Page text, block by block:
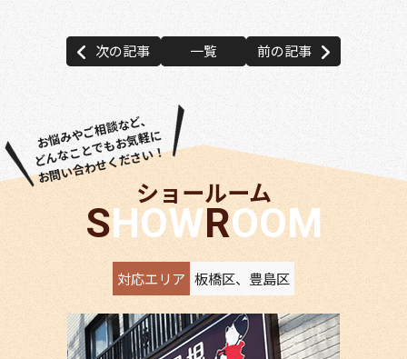
次の記事 一覧 前の記事
お悩みやご相談など、
どんなことでもお気軽に
お問い合わせください！
ショールーム
SHOW ROOM
対応エリア 板橋区、豊島区